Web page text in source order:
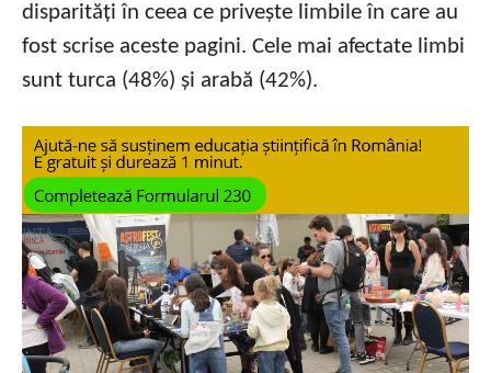
disparități în ceea ce privește limbile în care au
fost scrise aceste pagini. Cele mai afectate limbi
sunt turca (48%) și arabă (42%).